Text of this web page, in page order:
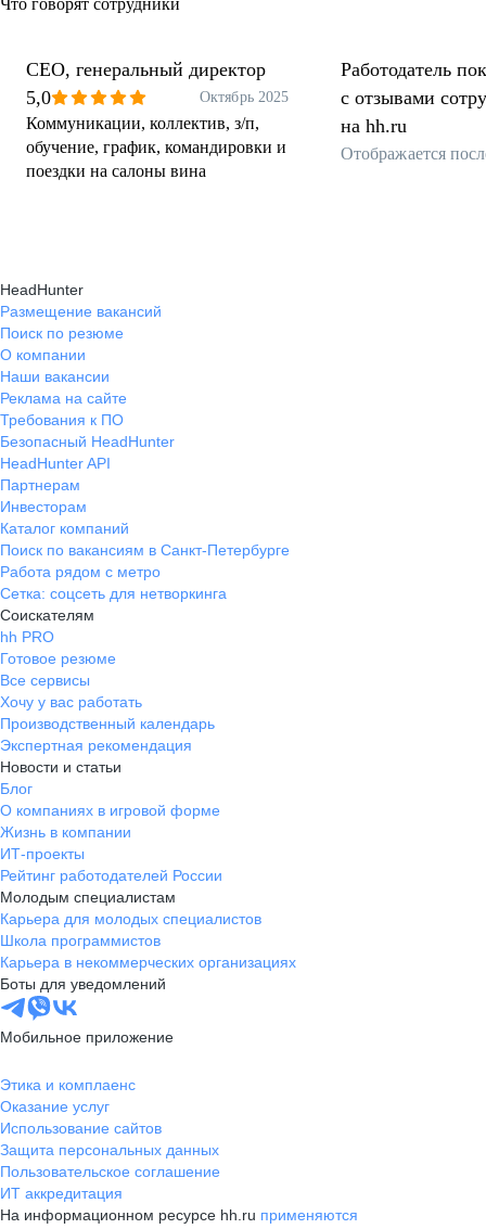
Что говорят сотрудники
CEO, генеральный директор
5,0
Октябрь 2025
Коммуникации, коллектив, з/п,
обучение, график, командировки и
поездки на салоны вина
Работодатель
с отзывами
на hh.ru
Отображается
HeadHunter
Размещение вакансий
Поиск по резюме
О компании
Наши вакансии
Реклама на сайте
Требования к ПО
Безопасный HeadHunter
HeadHunter API
Партнерам
Инвесторам
Каталог компаний
Поиск по вакансиям в Санкт-Петербурге
Работа рядом с метро
Сетка: соцсеть для нетворкинга
Соискателям
hh PRO
Готовое резюме
Все сервисы
Хочу у вас работать
Производственный календарь
Экспертная рекомендация
Новости и статьи
Блог
О компаниях в игровой форме
Жизнь в компании
ИТ-проекты
Рейтинг работодателей России
Молодым специалистам
Карьера для молодых специалистов
Школа программистов
Карьера в некоммерческих организациях
Боты для уведомлений
Мобильное приложение
Этика и комплаенс
Оказание услуг
Использование сайтов
Защита персональных данных
Пользовательское соглашение
ИТ аккредитация
На информационном ресурсе hh.ru применяются